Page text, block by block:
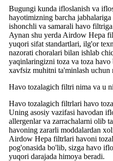
Bugungi kunda ifloslanish va
hayotimizning barcha
ishonchli va samarali havo
Aynan shu yerda Airdow Hepa
yuqori sifat standartlari, ilg'or
nazorati choralari bilan ishlab
yaqinlaringizni toza va toza
xavfsiz muhitni ta'minlash uchun
Havo tozalagich filtri nima va u
Havo tozalagich filtrlari havo
Uning asosiy vazifasi havodan
allergenlar va zarrachalarni olib
havoning zararli moddalardan
Airdow Hepa filtrlari havoni
pog'onasida bo'lib, sizga havo
yuqori darajada himoya beradi.